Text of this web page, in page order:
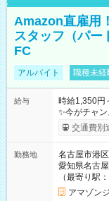
Amazon直雇用
スタッフ（パー
FC
アルバイト 職種未経
給与
時給1,350円
✨今がチャ
交通費別
勤務地
名古屋市港区
愛知県名古
（最寄り駅
アマゾン